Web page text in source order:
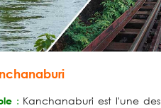
: Kanchanaburi est l'une